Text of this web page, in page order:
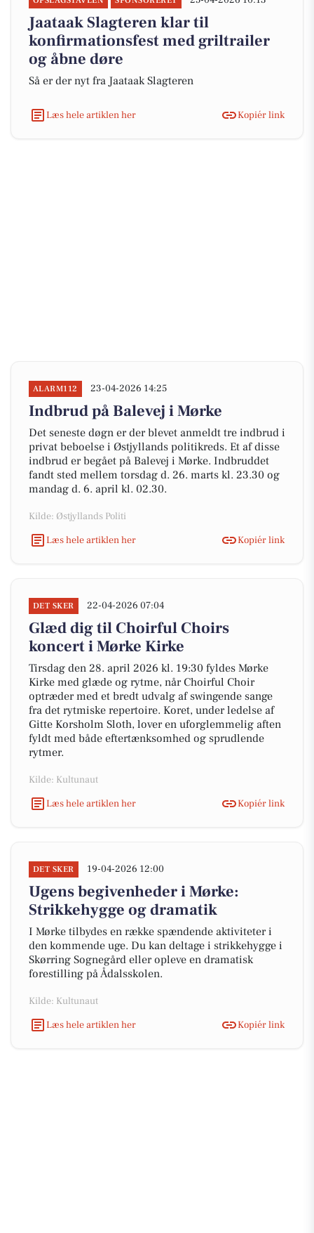
Jaataak Slagteren klar til
konfirmationsfest med griltrailer
og åbne døre
Så er der nyt fra Jaataak Slagteren
Læs hele artiklen her Kopiér link
ALARM112 23-04-2026 14:25
Indbrud på Balevej i Mørke
Det seneste døgn er der blevet anmeldt tre indbrud i
privat beboelse i Østjyllands politikreds. Et af disse
indbrud er begået på Balevej i Mørke. Indbruddet
fandt sted mellem torsdag d. 26. marts kl. 23.30 og
mandag d. 6. april kl. 02.30.
Kilde: Østjyllands Politi
Læs hele artiklen her
Kopiér link
DET SKER 22-04-2026 07:04
Glæd dig til Choirful Choirs
koncert i Mørke Kirke
Tirsdag den 28. april 2026 kl. 19:30 fyldes Mørke
Kirke med glæde og rytme, når Choirful Choir
optræder med et bredt udvalg af swingende sange
fra det rytmiske repertoire. Koret, under ledelse af
Gitte Korsholm Sloth, lover en uforglemmelig aften
fyldt med både eftertænksomhed og sprudlende
rytmer.
Kilde: Kultunaut
Læs hele artiklen her
Kopiér link
DET SKER 19-04-2026 12:00
Ugens begivenheder i Mørke:
Strikkehygge og dramatik
I Mørke tilbydes en række spændende aktiviteter i
den kommende uge. Du kan deltage i strikkehygge i
Skørring Sognegård eller opleve en dramatisk
forestilling på Ådalsskolen.
Kilde: Kultunaut
Læs hele artiklen her
Kopiér link